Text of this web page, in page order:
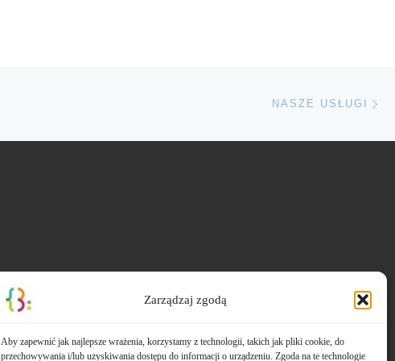
Zarządzaj zgodą
Aby zapewnić jak najlepsze wrażenia, korzystamy z technologii, takich jak pliki cookie, do
przechowywania i/lub uzyskiwania dostępu do informacji o urządzeniu. Zgoda na te technologie
NASZE USŁUGI